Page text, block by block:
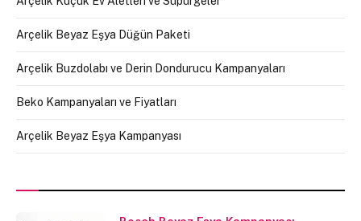
Arçelik Beyaz Eşya Düğün Paketi
Arçelik Buzdolabı ve Derin Dondurucu Kampanyaları
Beko Kampanyaları ve Fiyatları
Arçelik Beyaz Eşya Kampanyası